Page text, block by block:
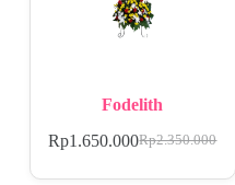
Fodelith
Rp2.350.000
Rp1.650.000